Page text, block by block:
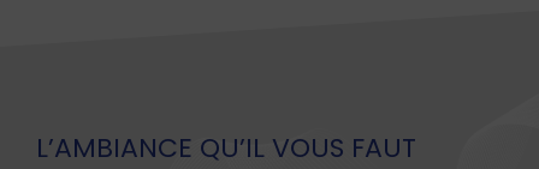
L’AMBIANCE QU’IL VOUS FAUT